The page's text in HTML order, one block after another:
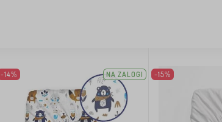
-14% NA ZALOGI -15%